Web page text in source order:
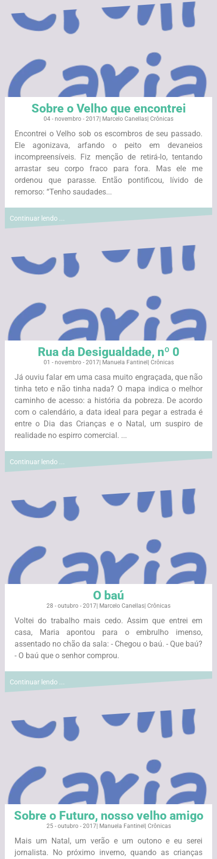
Sobre o Velho que encontrei
04 - novembro - 2017 Marcelo Canellas Crônicas
Encontrei o Velho sob os escombros de seu passado.
Ele agonizava, arfando o peito em devaneios
incompreensíveis. Fiz menção de retirá-lo, tentando
arrastar seu corpo fraco para fora. Mas ele me
ordenou que parasse. Então pontificou, lívido de
remorso: “Tenho saudades...
Continuar lendo ...
Rua da Desigualdade, nº 0
01 - novembro - 2017| Manuela Fantinel Crônicas
Já ouviu falar em uma casa muito engraçada, que não
tinha teto e não tinha nada? O mapa indica o melhor
caminho de acesso: a história da pobreza. De acordo
com o calendário, a data ideal para pegar a estrada é
entre o Dia das Crianças e o Natal, um suspiro de
realidade no espirro comercial. ...
Continuar lendo ...
O baú
28 - outubro - 2017 Marcelo Canellas Crônicas
Voltei do trabalho mais cedo. Assim que entrei em
casa, Maria apontou para o embrulho imenso,
assentado no chão da sala: - Chegou o baú. - Que baú?
- O baú que o senhor comprou.
Continuar lendo ...
Sobre o Futuro, nosso velho amigo
25 - outubro - 2017| Manuela Fantinel Crônicas
Mais um Natal, um verão e um outono e eu serei
jornalista. No próximo inverno, quando as crianças